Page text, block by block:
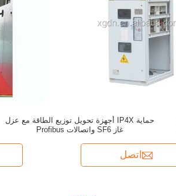
حماية IP4X أجهزة تحويل توزيع الطاقة مع عزل
غاز SF6 واتصالات Profibus
اتصل